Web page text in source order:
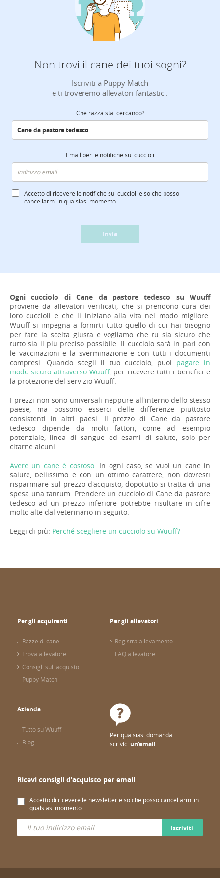
Non trovi il cane dei tuoi sogni?
Iscriviti a Puppy Match
e ti troveremo allevatori fantastici.
Che razza stai cercando?
Email per le notifiche sui cuccioli
Accetto di ricevere le notifiche sui cuccioli e so che posso
cancellarmi in qualsiasi momento.
Invia
Ogni cucciolo di Cane da pastore tedesco su Wuuff
proviene da allevatori verificati, che si prendono cura dei
loro cuccioli e che li iniziano alla vita nel modo migliore.
Wuuff si impegna a fornirti tutto quello di cui hai bisogno
per fare la scelta giusta e vogliamo che tu sia sicuro che
tutto sia il più preciso possibile. Il cucciolo sarà in pari con
le vaccinazioni e la sverminazione e con tutti i documenti
compresi. Quando scegli il tuo cucciolo, puoi pagare in
modo sicuro attraverso Wuuff, per ricevere tutti i benefici e
la protezione del servizio Wuuff.
I prezzi non sono universali neppure all'interno dello stesso
paese, ma possono esserci delle differenze piuttosto
consistenti in altri paesi. Il prezzo di Cane da pastore
tedesco dipende da molti fattori, come ad esempio
potenziale, linea di sangue ed esami di salute, solo per
citarne alcuni.
Avere un cane è costoso. In ogni caso, se vuoi un cane in
salute, bellissimo e con un ottimo carattere, non dovresti
risparmiare sul prezzo d'acquisto, dopotutto si tratta di una
spesa una tantum. Prendere un cucciolo di Cane da pastore
tedesco ad un prezzo inferiore potrebbe risultare in cifre
molto alte dal veterinario in seguito.
Leggi di più: Perché scegliere un cucciolo su Wuuff?
Per gli acquirenti
Razze di cane
Trova allevatore
Consigli sull'acquisto
Puppy Match
Per gli allevatori
Registra allevamento
FAQ allevatore
Azienda
Tutto su Wuuff
Blog
Per qualsiasi domanda
scrivici un'email
Ricevi consigli d'acquisto per email
Accetto di ricevere le newsletter e so che posso cancellarmi in
qualsiasi momento.
Iscriviti